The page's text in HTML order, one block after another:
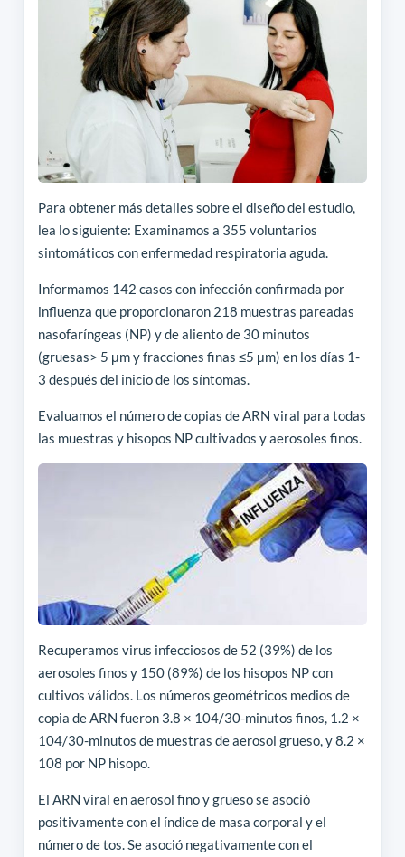
Para obtener más detalles sobre el diseño del estudio,
lea lo siguiente: Examinamos a 355 voluntarios
sintomáticos con enfermedad respiratoria aguda.
Informamos 142 casos con infección confirmada por
influenza que proporcionaron 218 muestras pareadas
nasofaríngeas (NP) y de aliento de 30 minutos
(gruesas> 5 μm y fracciones finas ≤5 μm) en los días 1-
3 después del inicio de los síntomas.
Evaluamos el número de copias de ARN viral para todas
las muestras y hisopos NP cultivados y aerosoles finos.
Recuperamos virus infecciosos de 52 (39%) de los
aerosoles finos y 150 (89%) de los hisopos NP con
cultivos válidos. Los números geométricos medios de
copia de ARN fueron 3.8 × 104/30-minutos finos, 1.2 ×
104/30-minutos de muestras de aerosol grueso, y 8.2 ×
108 por NP hisopo.
El ARN viral en aerosol fino y grueso se asoció
positivamente con el índice de masa corporal y el
número de tos. Se asoció negativamente con el